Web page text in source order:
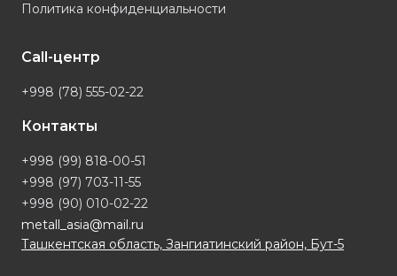
Политика конфиденциальности
Call-центр
+998 (78) 555-02-22
Контакты
+998 (99) 818-00-51
+998 (97) 703-11-55
+998 (90) 010-02-22
metall_asia@mail.ru
Ташкентская область, Зангиатинский район, Бут-5